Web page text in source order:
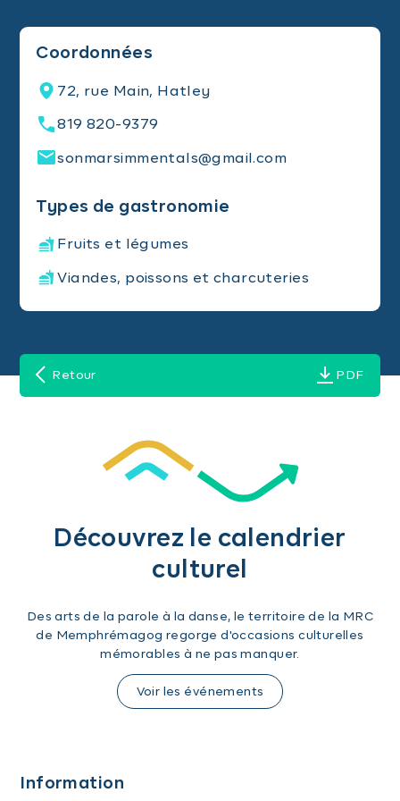
Coordonnées
72, rue Main, Hatley
819 820-9379
sonmarsimmentals@gmail.com
Types de gastronomie
Fruits et légumes
Viandes, poissons et charcuteries
Retour PDF
Découvrez le calendrier
culturel
Des arts de la parole à la danse, le territoire de la MRC
de Memphrémagog regorge d'occasions culturelles
mémorables à ne pas manquer.
Voir les événements
Information